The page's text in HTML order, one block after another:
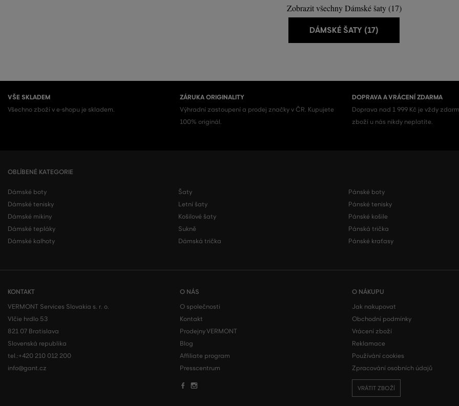
Zobrazit všechny Dámské šaty (17)
DÁMSKÉ ŠATY (17)
VŠE SKLADEM
Všechno zboží v e-shopu je skladem.
ZÁRUKA ORIGINALITY
Výhradní zastoupení a prodej značky v ČR. Kupujete
100% originál.
DOPRAVA A VRÁCENÍ ZDARMA
Doprava nad 1 999 Kč je vždy
zboží u nás nikdy neplatíte.
OBLÍBENÉ KATEGORIE
Dámské boty
Dámské tenisky
Dámské mikiny
Dámské tepláky
Dámské kalhoty
Šaty
Letní šaty
Košilové šaty
Sukně
Dámská trička
Pánské boty
Pánské tenisky
Pánské košile
Pánská trička
Pánské kraťasy
KONTAKT
VERMONT Services Slovakia s. r. o.
Vlčie hrdlo 53
821 07 Bratislava
Slovenská republika
tel.:+420 210 012 200
info@gant.cz
O NÁS
O společnosti
Kontakt
Prodejny VERMONT
Blog
Affiliate program
Presscentrum
O NÁKUPU
Jak nakupovat
Obchodní podmínky
Vrácení zboží
Reklamace
Používání cookies
Zpracování osobních údajů
VRÁTIT ZBOŽÍ